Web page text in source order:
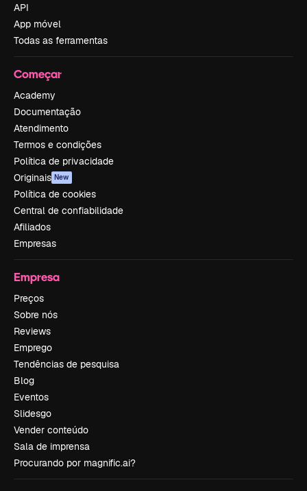
API
App móvel
Todas as ferramentas
Começar
Academy
Documentação
Atendimento
Termos e condições
Política de privacidade
Originais New
Política de cookies
Central de confiabilidade
Afiliados
Empresas
Empresa
Preços
Sobre nós
Reviews
Emprego
Tendências de pesquisa
Blog
Eventos
Slidesgo
Vender conteúdo
Sala de imprensa
Procurando por magnific.ai?